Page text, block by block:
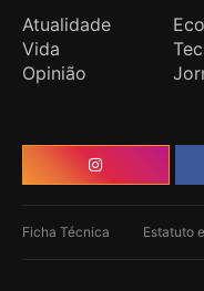
Atualidade
Vida
Opinião
Ficha Técnica Estatuto